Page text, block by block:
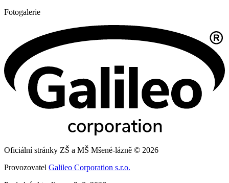
Fotogalerie
Oficiální stránky ZŠ a MŠ Mšené-lázně © 2026
Provozovatel Galileo Corporation s.r.o.